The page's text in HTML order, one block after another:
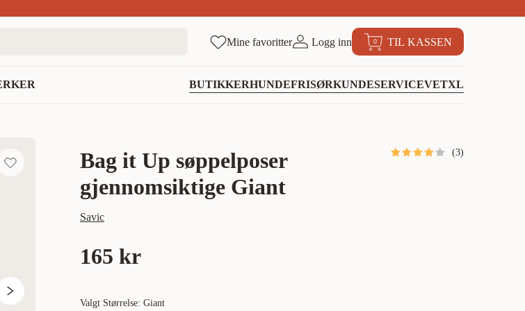
Mine favoritter Logg inn 0 TIL KASSEN
BUTIKKERHUNDEFRISØRKUNDESERVICEVETXL
Bag it Up søppelposer
gjennomsiktige Giant
Savic
(3)
165 kr
Valgt Størrelse: Giant